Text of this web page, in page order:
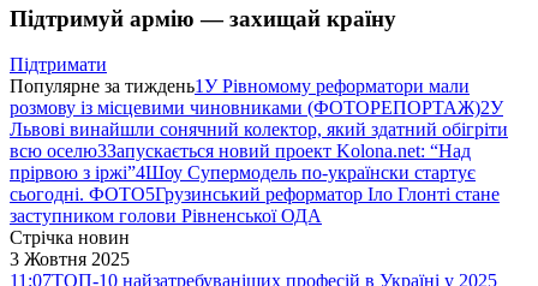
Підтримуй армію — захищай країну
Підтримати
Популярне за тиждень1У Рівномому реформатори мали
розмову із місцевими чиновниками (ФОТОРЕПОРТАЖ)2У
Львові винайшли сонячний колектор, який здатний обігріти
всю оселю3Запускається новий проект Kolona.net: “Над
прірвою з іржі”4Шоу Супермодель по-українски стартує
сьогодні. ФОТО5Грузинський реформатор Іло Глонті стане
заступником голови Рівненської ОДА
Стрічка новин
3 Жовтня 2025
11:07ТОП-10 найзатребуваніших професій в Україні у 2025